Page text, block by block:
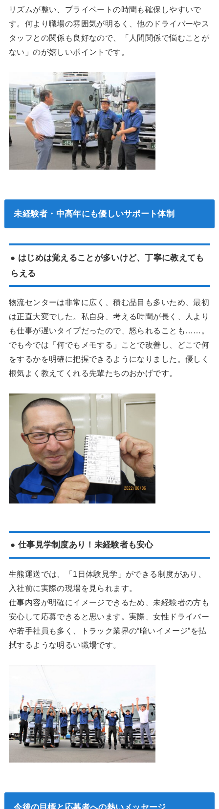
リズムが整い、プライベートの時間も確保しやすいで
す。何より職場の雰囲気が明るく、他のドライバーやス
タッフとの関係も良好なので、「人間関係で悩むことが
ない」のが嬉しいポイントです。
未経験者・中高年にも優しいサポート体制
● はじめは覚えることが多いけど、丁寧に教えても
らえる
物流センターは非常に広く、積む品目も多いため、最初
は正直大変でした。私自身、考える時間が長く、人より
も仕事が遅いタイプだったので、怒られることも……。
でも今では「何でもメモする」ことで改善し、どこで何
をするかを明確に把握できるようになりました。優しく
根気よく教えてくれる先輩たちのおかげです。
● 仕事見学制度あり！未経験者も安心
生熊運送では、「1日体験見学」ができる制度があり、
入社前に実際の現場を見られます。
仕事内容が明確にイメージできるため、未経験者の方も
安心して応募できると思います。実際、女性ドライバー
や若手社員も多く、トラック業界の“暗いイメージ”を払
拭するような明るい職場です。
今後の目標と応募者への熱いメッセージ